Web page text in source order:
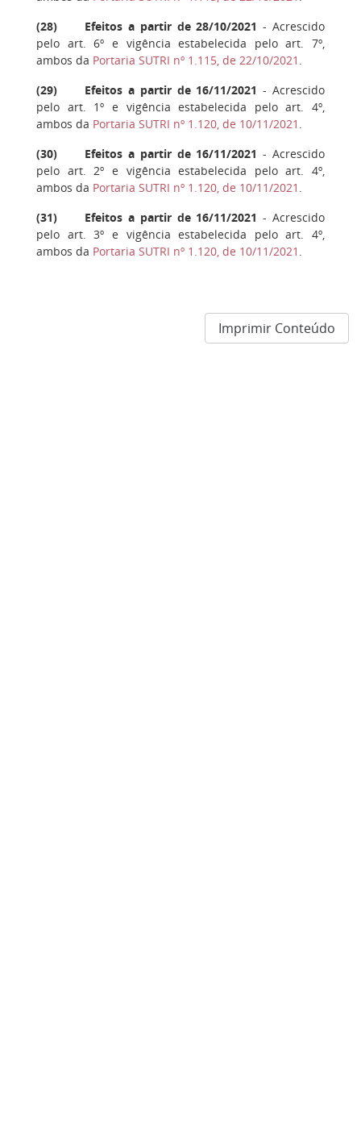
(28) Efeitos a partir de 28/10/2021 - Acrescido
pelo art. 6º e vigência estabelecida pelo art. 7º,
ambos da Portaria SUTRI nº 1.115, de 22/10/2021 .
(29) Efeitos a partir de 16/11/2021 - Acrescido
pelo art. 1º e vigência estabelecida pelo art. 4º,
ambos da Portaria SUTRI nº 1.120, de 10/11/2021 .
(30) Efeitos a partir de 16/11/2021 - Acrescido
pelo art. 2º e vigência estabelecida pelo art. 4º,
ambos da Portaria SUTRI nº 1.120, de 10/11/2021 .
(31) Efeitos a partir de 16/11/2021 - Acrescido
pelo art. 3º e vigência estabelecida pelo art. 4º,
ambos da Portaria SUTRI nº 1.120, de 10/11/2021 .
Imprimir Conteúdo